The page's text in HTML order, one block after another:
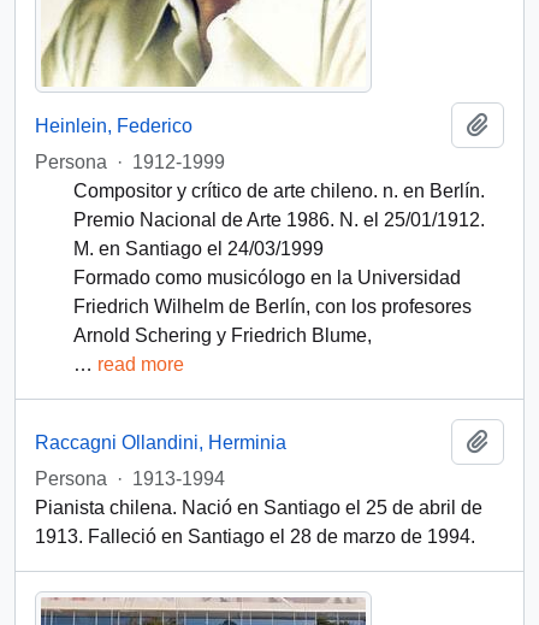
Heinlein, Federico
Persona
· 1912-1999
Compositor y crítico de arte chileno. n. en Berlín.
Premio Nacional de Arte 1986. N. el 25/01/1912.
M. en Santiago el 24/03/1999
Formado como musicólogo en la Universidad
Friedrich Wilhelm de Berlín, con los profesores
Arnold Schering y Friedrich Blume,
… read more
Raccagni Ollandini, Herminia
Persona
· 1913-1994
Pianista chilena. Nació en Santiago el 25 de abril de
1913. Falleció en Santiago el 28 de marzo de 1994.